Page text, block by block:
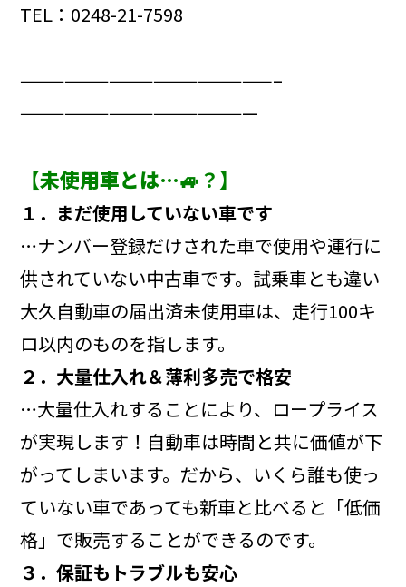
TEL：0248-21-7598
—————————————————–
————————————————
【未使用車とは…🚙？】
１．まだ使用していない車です
…ナンバー登録だけされた車で使用や運行に
供されていない中古車です。試乗車とも違い
大久自動車の届出済未使用車は、走行100キ
ロ以内のものを指します。
２．大量仕入れ＆薄利多売で格安
…大量仕入れすることにより、ロープライス
が実現します！自動車は時間と共に価値が下
がってしまいます。だから、いくら誰も使っ
ていない車であっても新車と比べると「低価
格」で販売することができるのです。
３．保証もトラブルも安心